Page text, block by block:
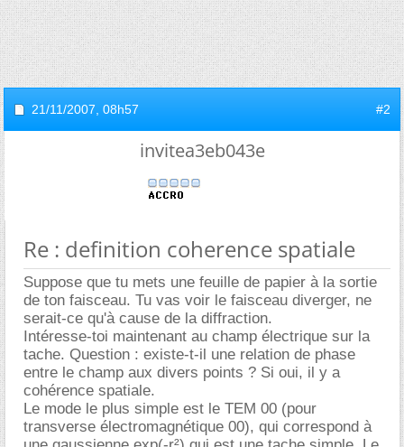
21/11/2007, 08h57 #2
invitea3eb043e
Re : definition coherence spatiale
Suppose que tu mets une feuille de papier à la sortie
de ton faisceau. Tu vas voir le faisceau diverger, ne
serait-ce qu'à cause de la diffraction.
Intéresse-toi maintenant au champ électrique sur la
tache. Question : existe-t-il une relation de phase
entre le champ aux divers points ? Si oui, il y a
cohérence spatiale.
Le mode le plus simple est le TEM 00 (pour
transverse électromagnétique 00), qui correspond à